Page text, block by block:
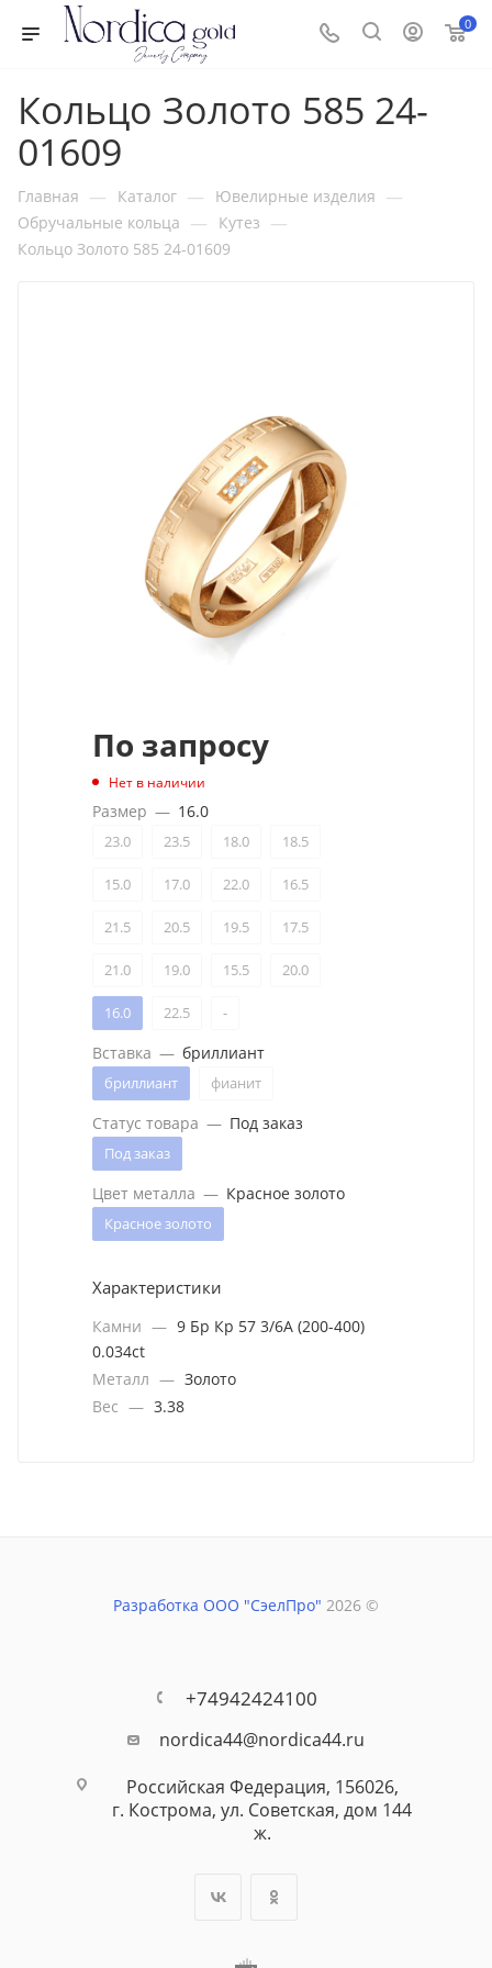
0
Кольцо Золото 585 24-
01609
Главная — Каталог — Ювелирные изделия —
Обручальные кольца — Кутез —
Кольцо Золото 585 24-01609
По запросу
Нет в наличии
Размер — 16.0
23.0 23.5 18.0 18.5
15.0 17.0 22.0 16.5
21.5 20.5 19.5 17.5
21.0 19.0 15.5 20.0
16.0 22.5 -
Вставка — бриллиант
бриллиант фианит
Статус товара — Под заказ
Под заказ
Цвет металла — Красное золото
Красное золото
Характеристики
Камни — 9 Бр Кр 57 3/6А (200-400)
0.034ct
Металл — Золото
Вес — 3.38
Разработка ООО "СэелПро" 2026 ©
+74942424100
nordica44@nordica44.ru
Российская Федерация, 156026,
г. Кострома, ул. Советская, дом 144
ж.